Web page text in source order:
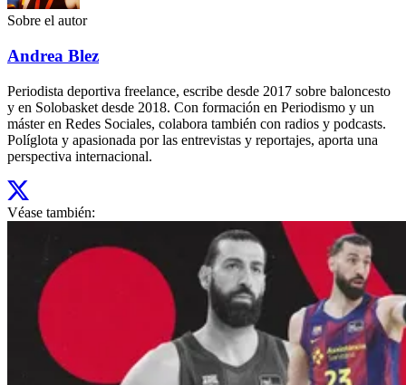
Sobre el autor
Andrea Blez
Periodista deportiva freelance, escribe desde 2017 sobre baloncesto
y en Solobasket desde 2018. Con formación en Periodismo y un
máster en Redes Sociales, colabora también con radios y podcasts.
Políglota y apasionada por las entrevistas y reportajes, aporta una
perspectiva internacional.
Véase también: